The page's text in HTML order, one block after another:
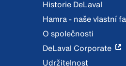
Historie DeLaval
Hamra - naše vlastní
O společnosti
DeLaval Corporate
Udržitelnost